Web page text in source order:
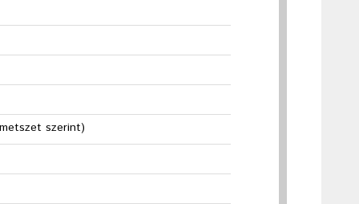
szerint)